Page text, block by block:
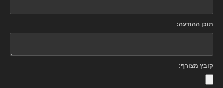
תוכן ההודעה:
קובץ מצורף: